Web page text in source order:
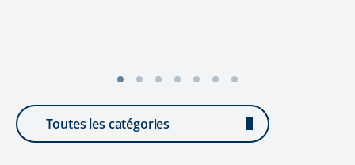
Toutes les catégories